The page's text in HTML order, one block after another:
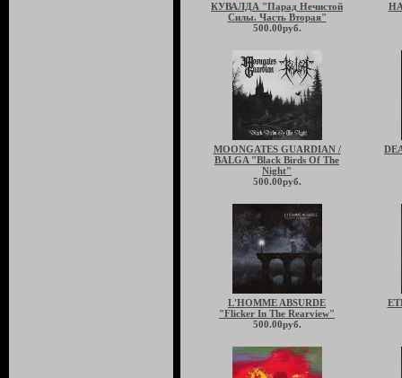
КУВАЛДА "Парад Нечистой
Силы. Часть Вторая"
500.00руб.
MOONGATES GUARDIAN /
BALGA "Black Birds Of The
Night"
500.00руб.
L'HOMME ABSURDE
"Flicker In The Rearview"
500.00руб.